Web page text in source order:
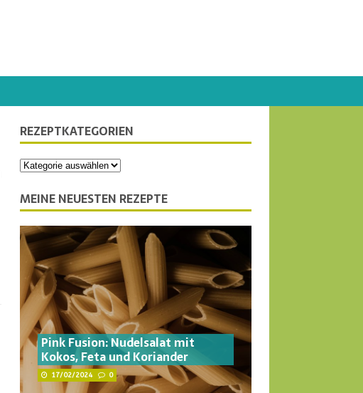
REZEPTKATEGORIEN
MEINE NEUESTEN REZEPTE
Pink Fusion: Nudelsalat mit
Kokos, Feta und Koriander
17/02/2024 0